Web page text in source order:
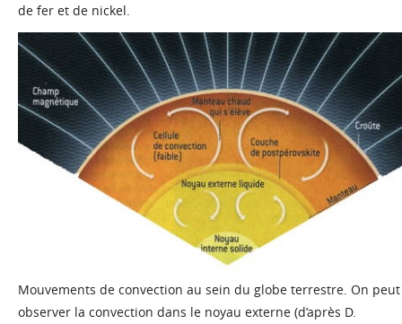
de fer et de nickel.
Mouvements de convection au sein du globe terrestre. On peut
observer la convection dans le noyau externe (d’après D.